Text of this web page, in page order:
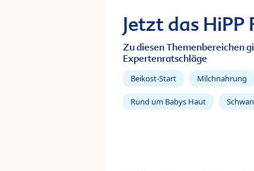
Jetzt das
Zu diesen Themenbereichen
Expertenratschläge
Beikost-Start Milchnahrung
Rund um Babys Haut